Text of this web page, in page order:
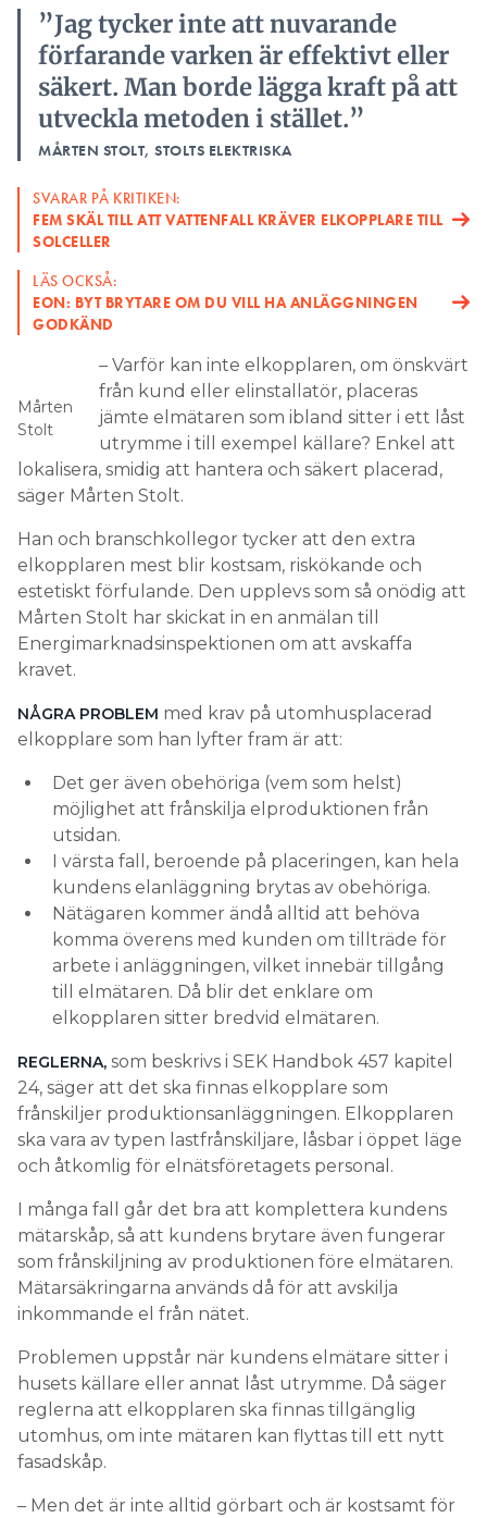
”Jag tycker inte att nuvarande
förfarande varken är effektivt eller
säkert. Man borde lägga kraft på att
utveckla metoden i stället.”
MÅRTEN STOLT, STOLTS ELEKTRISKA
SVARAR PÅ KRITIKEN:
FEM SKÄL TILL ATT VATTENFALL KRÄVER ELKOPPLARE TILL
SOLCELLER
LÄS OCKSÅ:
EON: BYT BRYTARE OM DU VILL HA ANLÄGGNINGEN
GODKÄND
Mårten
Stolt
– Varför kan inte elkopplaren, om önskvärt
från kund eller elinstallatör, placeras
jämte elmätaren som ibland sitter i ett låst
utrymme i till exempel källare? Enkel att
lokalisera, smidig att hantera och säkert placerad,
säger Mårten Stolt.
Han och branschkollegor tycker att den extra
elkopplaren mest blir kostsam, riskökande och
estetiskt förfulande. Den upplevs som så onödig att
Mårten Stolt har skickat in en anmälan till
Energimarknadsinspektionen om att avskaffa
kravet.
NÅGRA PROBLEM med krav på utomhusplacerad
elkopplare som han lyfter fram är att:
Det ger även obehöriga (vem som helst)
möjlighet att frånskilja elproduktionen från
utsidan.
I värsta fall, beroende på placeringen, kan hela
kundens elanläggning brytas av obehöriga.
Nätägaren kommer ändå alltid att behöva
komma överens med kunden om tillträde för
arbete i anläggningen, vilket innebär tillgång
till elmätaren. Då blir det enklare om
elkopplaren sitter bredvid elmätaren.
REGLERNA, som beskrivs i SEK Handbok 457 kapitel
24, säger att det ska finnas elkopplare som
frånskiljer produktionsanläggningen. Elkopplaren
ska vara av typen lastfrånskiljare, låsbar i öppet läge
och åtkomlig för elnätsföretagets personal.
I många fall går det bra att komplettera kundens
mätarskåp, så att kundens brytare även fungerar
som frånskiljning av produktionen före elmätaren.
Mätarsäkringarna används då för att avskilja
inkommande el från nätet.
Problemen uppstår när kundens elmätare sitter i
husets källare eller annat låst utrymme. Då säger
reglerna att elkopplaren ska finnas tillgänglig
utomhus, om inte mätaren kan flyttas till ett nytt
fasadskåp.
– Men det är inte alltid görbart och är kostsamt för